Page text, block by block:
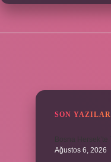
SON YAZILAR
Ağustos 6, 2026